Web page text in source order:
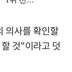
의사를 확인할
것"이라고 덧